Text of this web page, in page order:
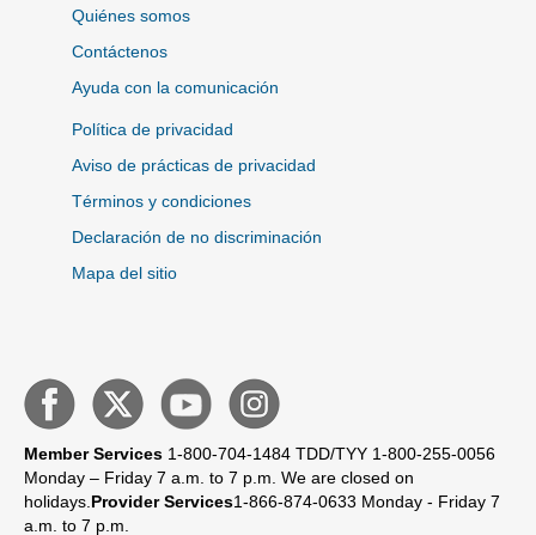
Quiénes somos
Contáctenos
Ayuda con la comunicación
Política de privacidad
Aviso de prácticas de privacidad
Términos y condiciones
Declaración de no discriminación
Mapa del sitio
Member Services 1-800-704-1484 TDD/TYY 1-800-255-0056
Monday – Friday 7 a.m. to 7 p.m. We are closed on
holidays. Provider Services1-866-874-0633 Monday - Friday 7
a.m. to 7 p.m.